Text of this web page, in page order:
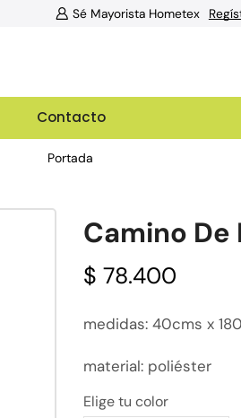
Sé Mayorista Hometex Regístrate!
Contacto
Portada
Camino De
$ 78.400
medidas: 40cms x
material: poliéster
Elige tu color